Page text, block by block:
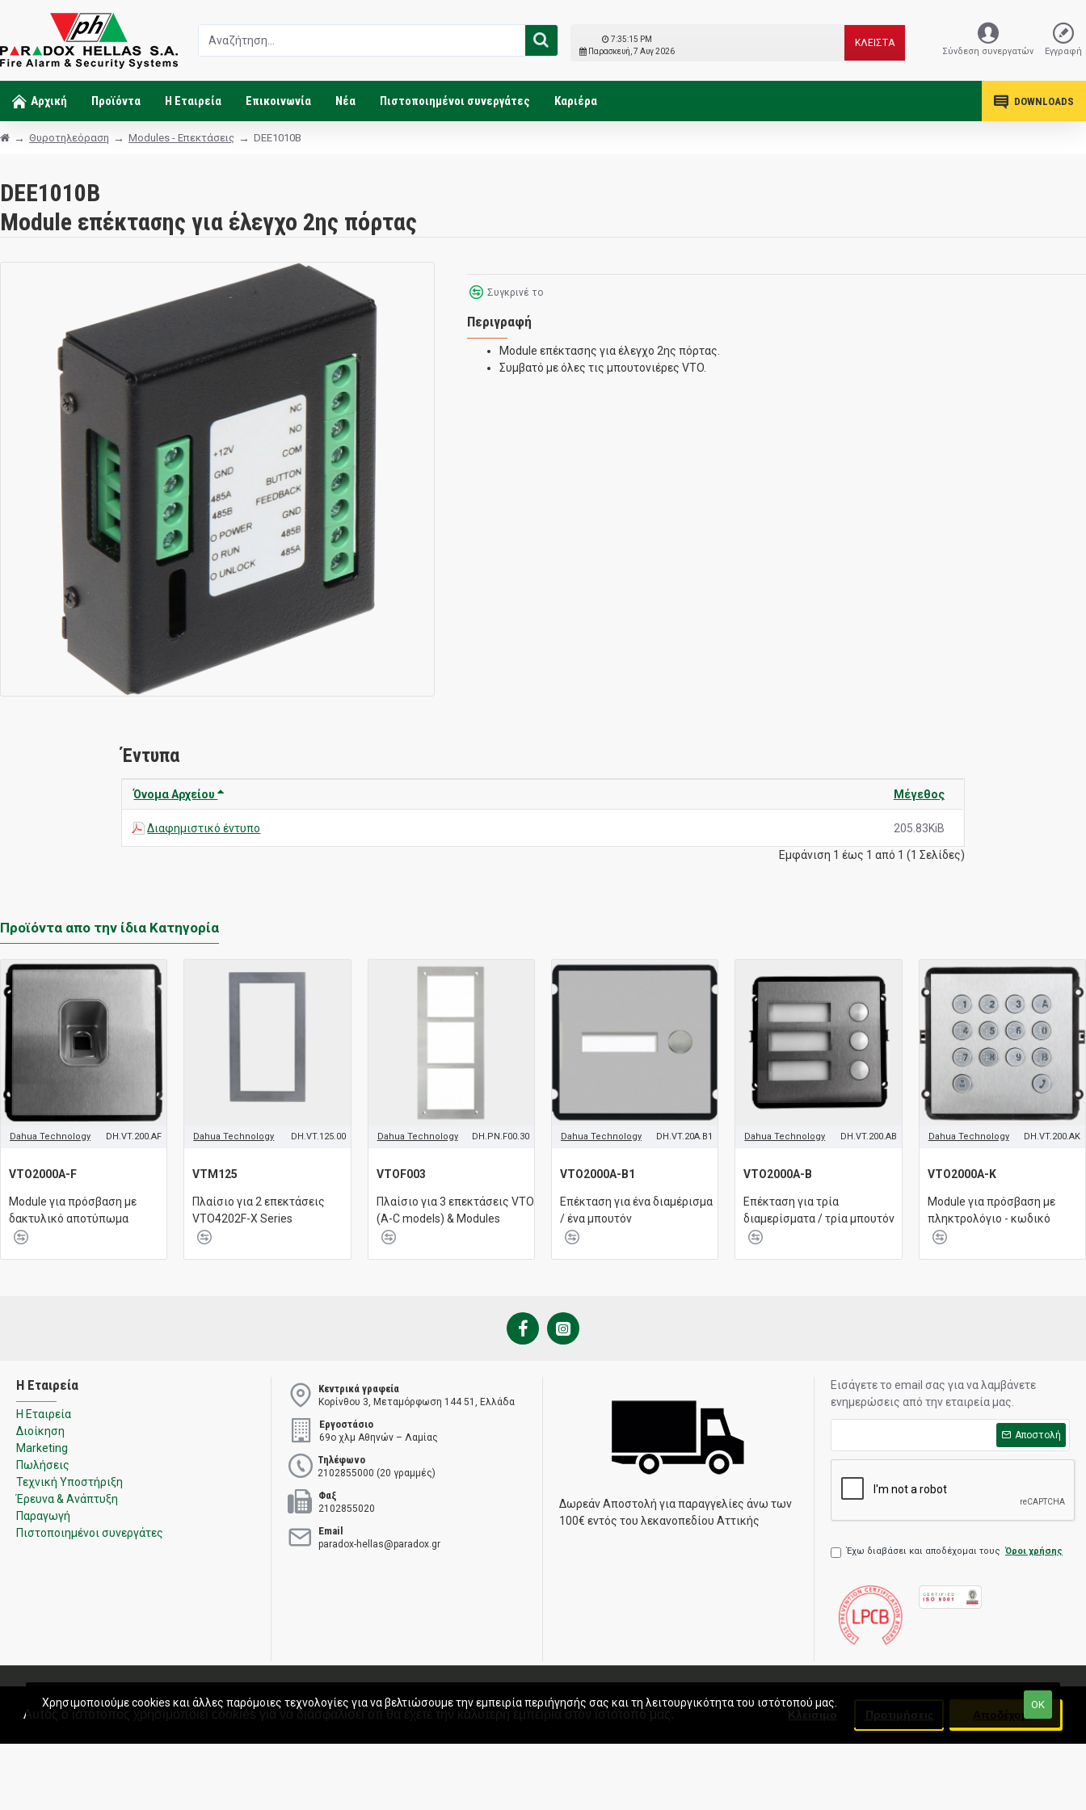
Αυτός ο ιστότοπος χρησιμοποιεί cookies για να διασφαλίσει ότι θα έχετε την καλύτερη εμπειρία στον ιστότοπό μας. Κλείσιμο Προτιμήσεις Αποδέχομαι
7:35:16 PM
Παρασκευή, 7 Αυγ 2026
ΚΛΕΙΣΤΑ
Σύνδεση συνεργατών Εγγραφή
Αρχική Προϊόντα Η Εταιρεία Επικοινωνία Νέα Πιστοποιημένοι συνεργάτες Καριέρα DOWNLOADS
Θυροτηλεόραση Modules - Επεκτάσεις DEE1010B
DEE1010B
Module επέκτασης για έλεγχο 2ης πόρτας
Συγκρινέ το
Περιγραφή
Module επέκτασης για έλεγχο 2ης πόρτας.
Συμβατό με όλες τις μπουτονιέρες VTO.
Έντυπα
Όνομα Αρχείου Μέγεθος
Διαφημιστικό έντυπο 205.83KiB
Εμφάνιση 1 έως 1 από 1 (1 Σελίδες)
Προϊόντα απο την ίδια Κατηγορία
Dahua Technology DH.VT.200.AF
VTO2000A-F
Module για πρόσβαση με
δακτυλικό αποτύπωμα
Dahua Technology DH.VT.125.00
VTM125
Πλαίσιο για 2 επεκτάσεις
VTO4202F-X Series
Dahua Technology DH.PN.F00.30
VTOF003
Πλαίσιο για 3 επεκτάσεις VTO
(A-C models) & Modules
Dahua Technology DH.VT.20A.B1
VTO2000A-B1
Επέκταση για ένα διαμέρισμα
/ ένα μπουτόν
Dahua Technology DH.VT.200.AB
VTO2000A-B
Επέκταση για τρία
διαμερίσματα / τρία μπουτόν
Dahua Technology DH.VT.200.AK
VTO2000A-K
Module για πρόσβαση με
πληκτρολόγιο - κωδικό
Η Εταιρεία
Η Εταιρεία
Διοίκηση
Marketing
Πωλήσεις
Τεχνική Υποστήριξη
Έρευνα & Ανάπτυξη
Παραγωγή
Πιστοποιημένοι συνεργάτες
Κεντρικά γραφεία
Κορίνθου 3, Μεταμόρφωση 144 51, Ελλάδα
Εργοστάσιο
69ο χλμ Αθηνών – Λαμίας
Τηλέφωνο
2102855000 (20 γραμμές)
Φαξ
2102855020
Email
paradox-hellas@paradox.gr
Δωρεάν Αποστολή για παραγγελίες άνω των
100€ εντός του λεκανοπεδίου Αττικής
Εισάγετε το email σας για να λαμβάνετε
ενημερώσεις από την εταιρεία μας.
Αποστολή
Έχω διαβάσει και αποδέχομαι τους Όροι χρήσης
Πολιτική Ποιότητας Όροι χρήσης Πολιτική Πωλήσεων
Εγγύηση
Copyright © 2020 Paradox Hellas S.A. All rights reserved.
ΟΚ
Χρησιμοποιούμε cookies και άλλες παρόμοιες τεχνολογίες για να βελτιώσουμε την εμπειρία περιήγησής σας και τη λειτουργικότητα του ιστότοπού μας.